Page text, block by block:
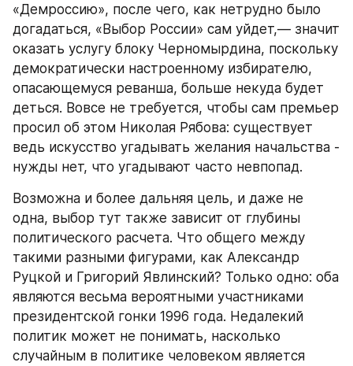
«Демроссию», после чего, как нетрудно было
догадаться, «Выбор России» сам уйдет,— значит
оказать услугу блоку Черномырдина, поскольку
демократически настроенному избирателю,
опасающемуся реванша, больше некуда будет
деться. Вовсе не требуется, чтобы сам премьер
просил об этом Николая Рябова: существует
ведь искусство угадывать желания начальства -
нужды нет, что угадывают часто невпопад.
Возможна и более дальняя цель, и даже не
одна, выбор тут также зависит от глубины
политического расчета. Что общего между
такими разными фигурами, как Александр
Руцкой и Григорий Явлинский? Только одно: оба
являются весьма вероятными участниками
президентской гонки 1996 года. Недалекий
политик может не понимать, насколько
случайным в политике человеком является